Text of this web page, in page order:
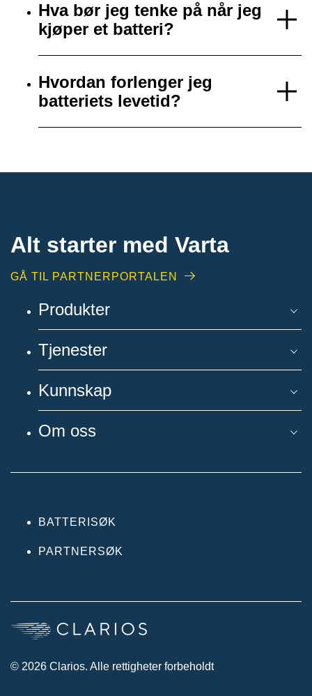
Hva bør jeg tenke på når jeg
kjøper et batteri?
Hvordan forlenger jeg
batteriets levetid?
Alt starter med Varta
GÅ TIL PARTNERPORTALEN
Produkter
Tjenester
Kunnskap
Om oss
BATTERISØK
PARTNERSØK
© 2026 Clarios. Alle rettigheter forbeholdt